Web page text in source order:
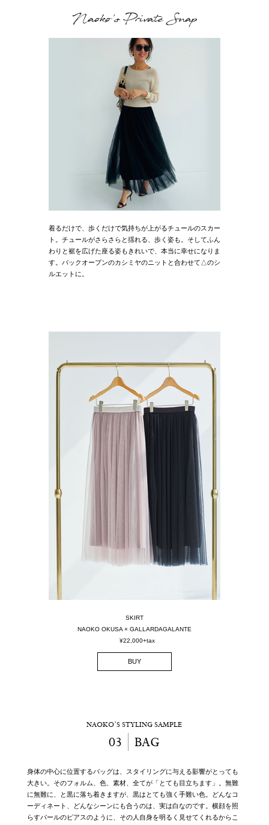
Naoko's Private Snap
着るだけで、歩くだけで気持ちが上がるチュールのスカー
ト。チュールがさらさらと揺れる、歩く姿も。そしてふん
わりと裾を広げた座る姿もきれいで、本当に幸せになりま
す。バックオープンのカシミヤのニットと合わせて△のシ
ルエットに。
SKIRT
NAOKO OKUSA × GALLARDAGALANTE
¥22,000+tax
BUY
NAOKO’S STYLING SAMPLE
03 BAG
身体の中心に位置するバッグは、スタイリングに与える影響がとっても
大きい。そのフォルム、色、素材、全てが「とても目立ちます」。無難
に無難に、と黒に落ち着きますが、黒はとても強く手難い色。どんなコ
ーディネート、どんなシーンにも合うのは、実は白なのです。横顔を照
らすパールのピアスのように、その人自身を明るく見せてくれるからこ